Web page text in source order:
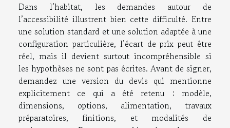
Dans l’habitat, les demandes autour de
l’accessibilité illustrent bien cette difficulté. Entre
une solution standard et une solution adaptée à une
configuration particulière, l’écart de prix peut être
réel, mais il devient surtout incompréhensible si
les hypothèses ne sont pas écrites. Avant de signer,
demandez une version du devis qui mentionne
explicitement ce qui a été retenu : modèle,
dimensions, options, alimentation, travaux
préparatoires, finitions, et modalités de